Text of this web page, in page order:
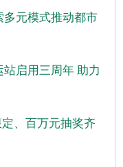
元模式推动都市
启用三周年 助力
、百万元抽奖齐